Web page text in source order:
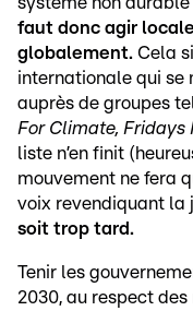
faut donc agir
globalement. Cela
internationale qui se
auprès de groupes
For Climate, Fridays
liste n’en finit
mouvement ne fera
voix revendiquant la
soit trop tard.
Tenir les
2030, au respect